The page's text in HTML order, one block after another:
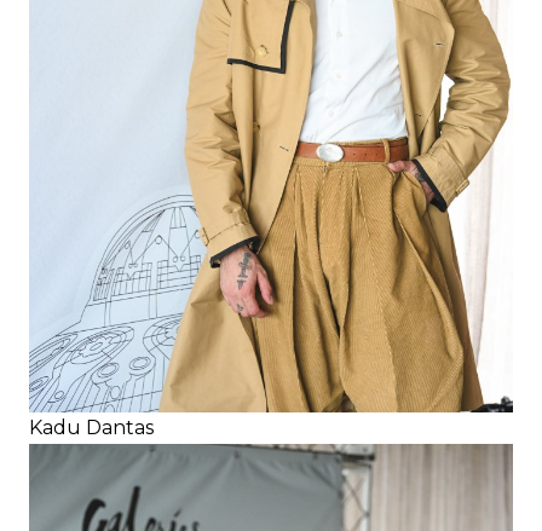
Kadu Dantas